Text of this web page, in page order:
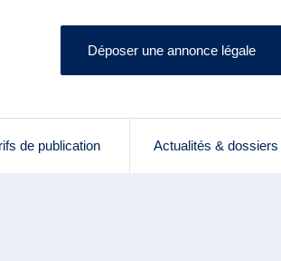
Déposer une annonce légale
de publication Actualités & dossiers